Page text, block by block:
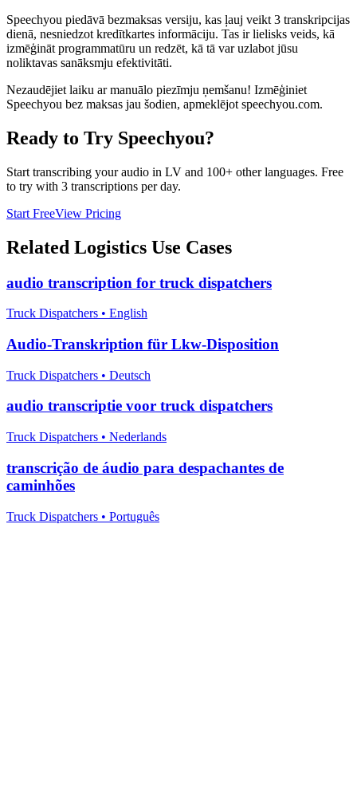
Speechyou piedāvā bezmaksas versiju, kas ļauj veikt 3 transkripcijas
dienā, nesniedzot kredītkartes informāciju. Tas ir lielisks veids, kā
izmēģināt programmatūru un redzēt, kā tā var uzlabot jūsu
noliktavas sanāksmju efektivitāti.
Nezaudējiet laiku ar manuālo piezīmju ņemšanu! Izmēģiniet
Speechyou bez maksas jau šodien, apmeklējot speechyou.com.
Ready to Try Speechyou?
Start transcribing your audio in LV and 100+ other languages. Free
to try with 3 transcriptions per day.
Start FreeView Pricing
Related Logistics Use Cases
audio transcription for truck dispatchers
Truck Dispatchers • English
Audio-Transkription für Lkw-Disposition
Truck Dispatchers • Deutsch
audio transcriptie voor truck dispatchers
Truck Dispatchers • Nederlands
transcrição de áudio para despachantes de
caminhões
Truck Dispatchers • Português